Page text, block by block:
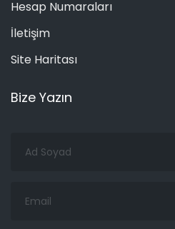
Hesap Numaraları
İletişim
Site Haritası
Bize Yazın
Soyad